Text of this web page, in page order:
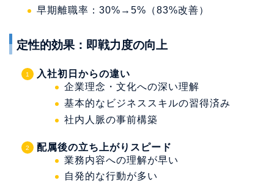
早期離職率：30%→5%（83%改善）
定性的効果：即戦力度の向上
入社初日からの違い
企業理念・文化への深い理解
基本的なビジネススキルの習得済み
社内人脈の事前構築
配属後の立ち上がりスピード
業務内容への理解が早い
自発的な行動が多い